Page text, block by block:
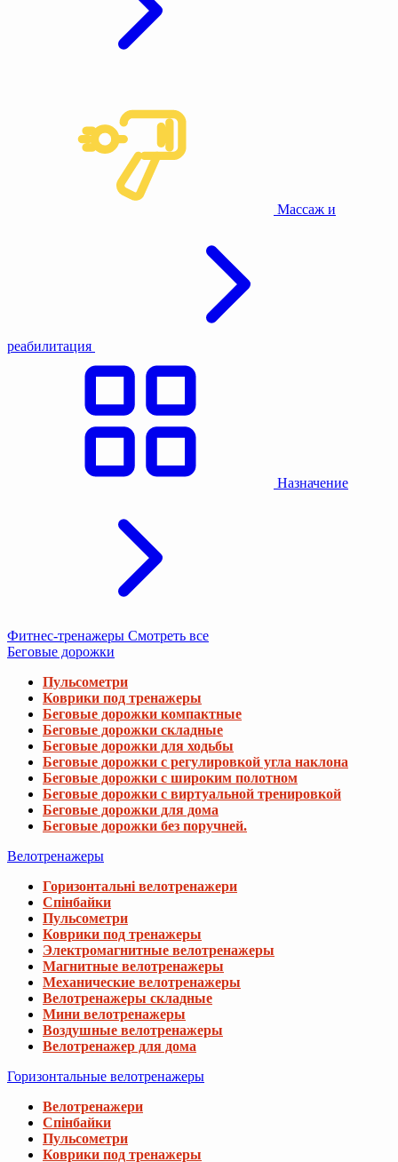
Массаж и
реабилитация
Назначение
Фитнес-тренажеры Смотреть все
Беговые дорожки
Пульсометри
Коврики под тренажеры
Беговые дорожки компактные
Беговые дорожки складные
Беговые дорожки для ходьбы
Беговые дорожки с регулировкой угла наклона
Беговые дорожки с широким полотном
Беговые дорожки с виртуальной тренировкой
Беговые дорожки для дома
Беговые дорожки без поручней.
Велотренажеры
Горизонтальні велотренажери
Спінбайки
Пульсометри
Коврики под тренажеры
Электромагнитные велотренажеры
Магнитные велотренажеры
Механические велотренажеры
Велотренажеры складные
Мини велотренажеры
Воздушные велотренажеры
Велотренажер для дома
Горизонтальные велотренажеры
Велотренажери
Спінбайки
Пульсометри
Коврики под тренажеры